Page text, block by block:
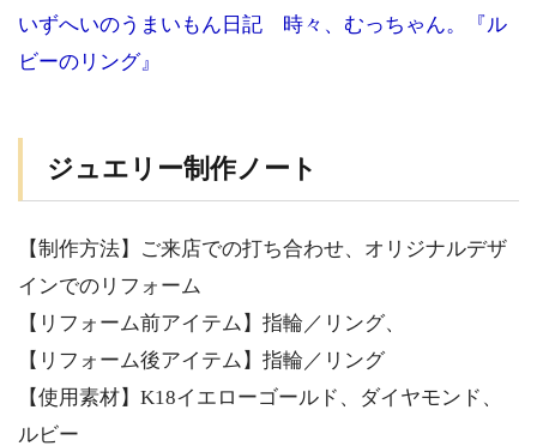
いずへいのうまいもん日記 時々、むっちゃん。『ル
ビーのリング』
ジュエリー制作ノート
【制作方法】ご来店での打ち合わせ、オリジナルデザ
インでのリフォーム
【リフォーム前アイテム】指輪／リング、
【リフォーム後アイテム】指輪／リング
【使用素材】K18イエローゴールド、ダイヤモンド、
ルビー